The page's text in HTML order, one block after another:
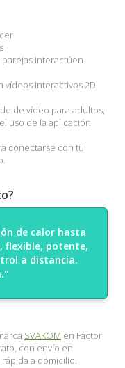
interactúen
vídeos interactivos 2D
de vídeo para adultos,
uso de la aplicación
conectarse con tu
de calor hasta
flexible, potente,
a distancia.
SVAKOM en Factor
con envío en
a domicilio.